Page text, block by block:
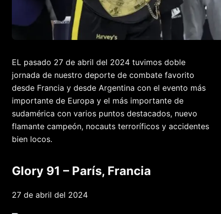
EL pasado 27 de abril del 2024 tuvimos doble
jornada de nuestro deporte de combate favorito
desde Francia y desde Argentina con el evento más
importante de Europa y el más importante de
sudamérica con varios puntos destacados, nuevo
flamante campeón, nocauts terroríficos y accidentes
bien locos.
Glory 91 – París, Francia
27 de abril del 2024